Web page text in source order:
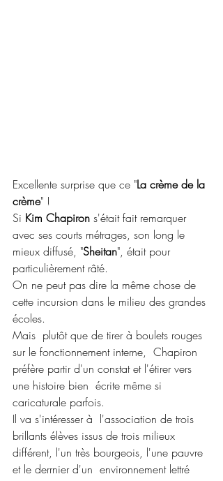
Excellente surprise que ce "La crème de la
crème" !
Si Kim Chapiron s'était fait remarquer
avec ses courts métrages, son long le
mieux diffusé, "Sheitan", était pour
particulièrement râté.
On ne peut pas dire la même chose de
cette incursion dans le milieu des grandes
écoles.
Mais  plutôt que de tirer à boulets rouges
sur le fonctionnement interne,  Chapiron
préfère partir d'un constat et l'étirer vers
une histoire bien  écrite même si
caricaturale parfois.
Il va s'intéresser à  l'association de trois
brillants élèves issus de trois milieux
différent, l'un très bourgeois, l'une pauvre
et le derrnier d'un  environnement lettré